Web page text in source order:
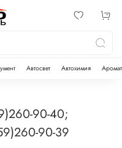
Автосвет Автохимия
90-40;
90-39